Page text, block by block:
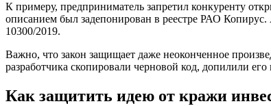
К примеру, предприниматель запретил конкуренту
описанием был задепонирован в реестре РАО
10300/2019.
Важно, что закон защищает даже неоконченное
разработчика скопировали черновой код, допилили
Как защитить идею от кражи